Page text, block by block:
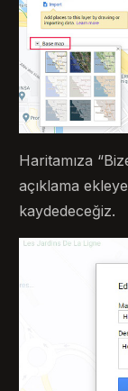
Haritamıza
açıklama
kaydedeceğiz.